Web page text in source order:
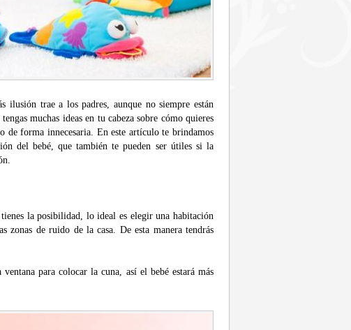
ilusión trae a los padres, aunque no siempre están
muchas ideas en tu cabeza sobre cómo quieres
de forma innecesaria. En este artículo te brindamos
del bebé, que también te pueden ser útiles si la
la posibilidad, lo ideal es elegir una habitación
zonas de ruido de la casa. De esta manera tendrás
para colocar la cuna, así el bebé estará más